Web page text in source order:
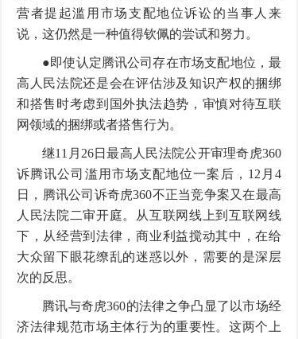
营者提起滥用市场支配地位诉讼的当事人来
说，这仍然是一种值得钦佩的尝试和努力。
●即使认定腾讯公司存在市场支配地位，最
高人民法院还是会在评估涉及知识产权的捆绑
和搭售时考虑到国外执法趋势，审慎对待互联
网领域的捆绑或者搭售行为。
继11月26日最高人民法院公开审理奇虎360
诉腾讯公司滥用市场支配地位一案后，12月4
日，腾讯公司诉奇虎360不正当竞争案又在最高
人民法院二审开庭。从互联网线上到互联网线
下，从经营到法律，商业利益搅动其中，在给
大众留下眼花缭乱的迷惑以外，需要的是深层
次的反思。
腾讯与奇虎360的法律之争凸显了以市场经
济法律规范市场主体行为的重要性。这两个上